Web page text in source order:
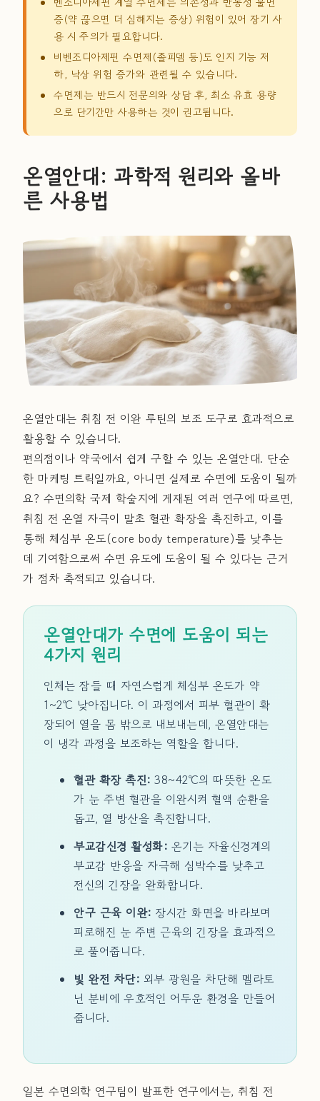
증(약 끊으면 더 심해지는 증상) 위험이 있어 장기 사
용 시 주의가 필요합니다.
비벤조디아제핀 수면제(졸피뎀 등)도 인지 기능 저
하, 낙상 위험 증가와 관련될 수 있습니다.
수면제는 반드시 전문의와 상담 후, 최소 유효 용량
으로 단기간만 사용하는 것이 권고됩니다.
온열안대: 과학적 원리와 올바
른 사용법
온열안대는 취침 전 이완 루틴의 보조 도구로 효과적으로
활용할 수 있습니다.
편의점이나 약국에서 쉽게 구할 수 있는 온열안대. 단순
한 마케팅 트릭일까요, 아니면 실제로 수면에 도움이 될까
요? 수면의학 국제 학술지에 게재된 여러 연구에 따르면,
취침 전 온열 자극이 말초 혈관 확장을 촉진하고, 이를
통해 체심부 온도(core body temperature)를 낮추는
데 기여함으로써 수면 유도에 도움이 될 수 있다는 근거
가 점차 축적되고 있습니다.
온열안대가 수면에 도움이 되는
4가지 원리
인체는 잠들 때 자연스럽게 체심부 온도가 약
1~2℃ 낮아집니다. 이 과정에서 피부 혈관이 확
장되어 열을 몸 밖으로 내보내는데, 온열안대는
이 냉각 과정을 보조하는 역할을 합니다.
혈관 확장 촉진: 38~42℃의 따뜻한 온도
가 눈 주변 혈관을 이완시켜 혈액 순환을
돕고, 열 방산을 촉진합니다.
부교감신경 활성화: 온기는 자율신경계의
부교감 반응을 자극해 심박수를 낮추고
전신의 긴장을 완화합니다.
안구 근육 이완: 장시간 화면을 바라보며
피로해진 눈 주변 근육의 긴장을 효과적으
로 풀어줍니다.
빛 완전 차단: 외부 광원을 차단해 멜라토
닌 분비에 우호적인 어두운 환경을 만들어
줍니다.
일본 수면의학 연구팀이 발표한 연구에서는, 취침 전